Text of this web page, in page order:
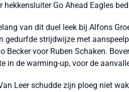
hekkensluiter Go Ahead Eagles
van dit duel leek bij Alfons
gedurfde strijdwijze met
Becker voor Ruben Schaken.
in de warming-up, voor de
Leer schudde zijn ploeg niet